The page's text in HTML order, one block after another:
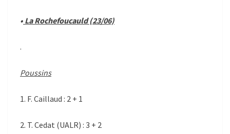
• La Rochefoucauld (23/06)
.
Poussins
1. F. Caillaud : 2 + 1
2. T. Cedat (UALR) : 3 + 2